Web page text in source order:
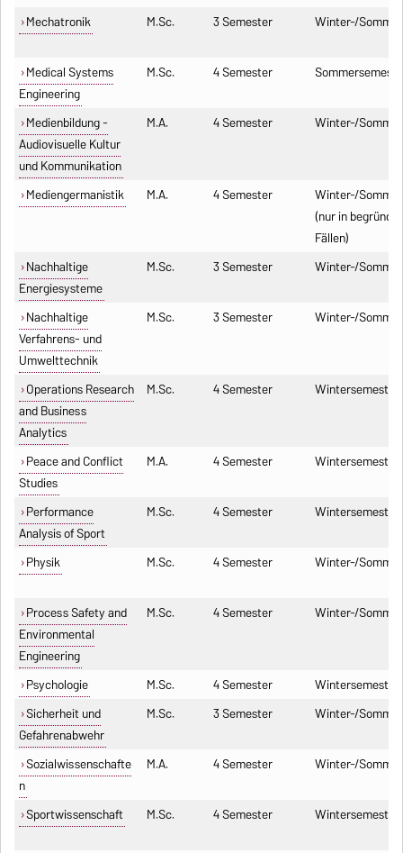
Mechatronik M.Sc. 3 Semester Winter-/
Medical Systems
Engineering
M.Sc. 4 Semester
Medienbildung -
Audiovisuelle Kultur
und Kommunikation
M.A. 4 Semester Winter-/
Mediengermanistik M.A. 4 Semester
Winter-/
(nur in
Fällen)
Nachhaltige
Energiesysteme
M.Sc. 3 Semester Winter-/
Nachhaltige
Verfahrens- und
Umwelttechnik
M.Sc. 3 Semester Winter-/
Operations Research
and Business
Analytics
M.Sc. 4 Semester Wintersemester
Peace and Conflict
Studies
M.A. 4 Semester Wintersemester
Performance
Analysis of Sport
M.Sc. 4 Semester Wintersemester
Physik M.Sc. 4 Semester Winter-/
Process Safety and
Environmental
Engineering
M.Sc. 4 Semester Winter-/
Psychologie M.Sc. 4 Semester
Wintersemester
Sicherheit und
Gefahrenabwehr
M.Sc. 3 Semester Winter-/
Sozialwissenschafte
n
M.A. 4 Semester Winter-/
Sportwissenschaft M.Sc. 4 Semester Wintersemester